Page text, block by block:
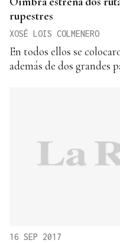
rupestres
XOSÉ LOIS COLMENERO
En todos ellos se
además de dos grandes
16 SEP 2017